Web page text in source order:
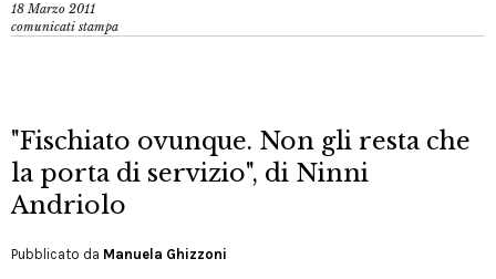
18 Marzo 2011
comunicati stampa
"Fischiato ovunque. Non gli resta che
la porta di servizio", di Ninni
Andriolo
Pubblicato da Manuela Ghizzoni